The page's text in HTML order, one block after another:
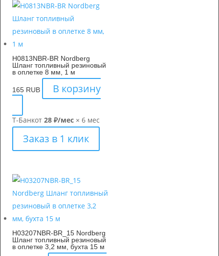
H0813NBR-BR Nordberg
Шланг топливный резиновый
в оплетке 8 мм, 1 м
165 RUB В корзину
Т-Банкот 28 ₽/мес × 6 мес
Заказ в 1 клик
H03207NBR-BR_15 Nordberg
Шланг топливный резиновый
в оплетке 3,2 мм, бухта 15 м